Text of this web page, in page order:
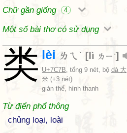
Chữ gần giống 4
Một số bài thơ có sử dụng
类 lèi ㄌㄟˋ [ lì ㄌㄧˋ]
U+7C7B, tổng 9 nét, bộ dà 大
米 (+3 nét)
giản thể, hình thanh
Từ điển phổ thông
chủng loại, loài